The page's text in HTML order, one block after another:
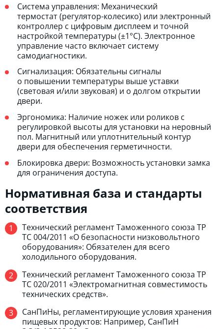
Система управления: Механический
термостат (регулятор-колесико) или электронный
контроллер с цифровым дисплеем и точной
настройкой температуры (±1°C). Электронное
управление часто включает систему
самодиагностики.
Сигнализация: Обязательны сигналы
о повышении температуры выше уставки
(световая и/или звуковая) и о долгом открытии
двери.
Эргономика: Наличие ножек или роликов с
регулировкой высоты для установки на неровный
пол. Магнитный или уплотнительный контур
двери для обеспечения герметичности.
Блокировка двери: Возможность установки замка
для ограничения доступа.
Нормативная база и стандарты
соответствия
Технический регламент Таможенного союза ТР
ТС 004/2011 «О безопасности низковольтного
оборудования»: Обязателен для всего
холодильного оборудования.
Технический регламент Таможенного союза ТР
ТС 020/2011 «Электромагнитная совместимость
технических средств».
СанПиНы, регламентирующие условия хранения
пищевых продуктов: Например, СанПиН